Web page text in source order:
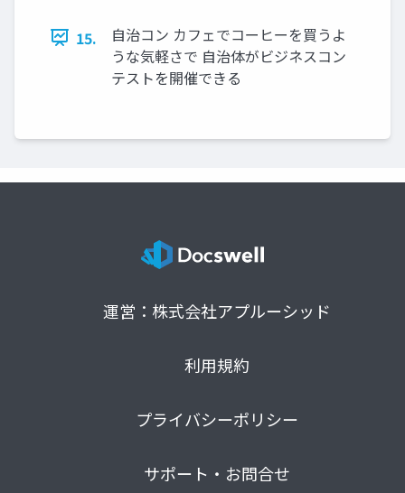
15.
自治コン カフェでコーヒーを買うよ
うな気軽さで 自治体がビジネスコン
テストを開催できる
運営：株式会社アプルーシッド
利用規約
プライバシーポリシー
サポート・お問合せ